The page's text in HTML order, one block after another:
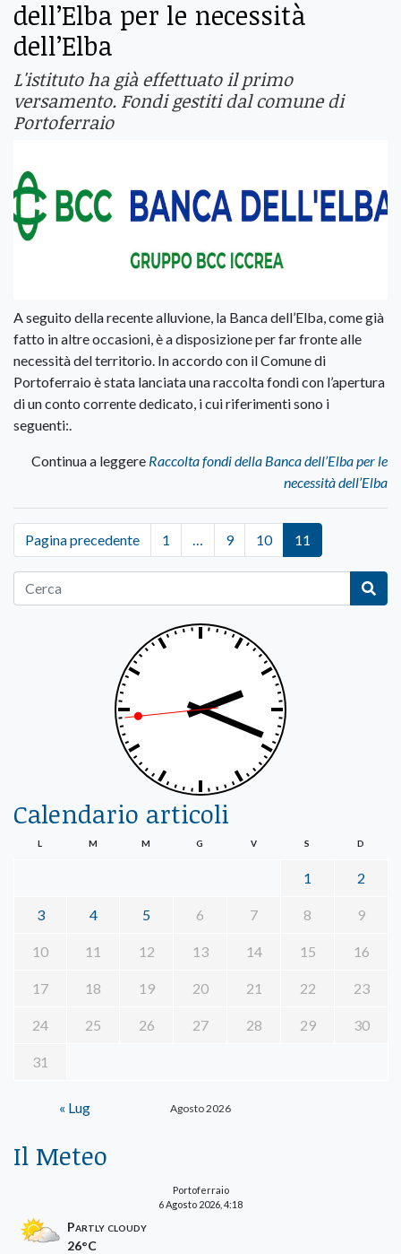
dell’Elba per le necessità
dell’Elba
L'istituto ha già effettuato il primo
versamento. Fondi gestiti dal comune di
Portoferraio
A seguito della recente alluvione, la Banca dell’Elba, come già
fatto in altre occasioni, è a disposizione per far fronte alle
necessità del territorio. In accordo con il Comune di
Portoferraio è stata lanciata una raccolta fondi con l’apertura
di un conto corrente dedicato, i cui riferimenti sono i
seguenti:.
Continua a leggere Raccolta fondi della Banca dell’Elba per le
necessità dell’Elba
Pagina precedente 1 9 10 11
Calendario articoli
Agosto 2026
L M M G V S D
1 2
3 4 5 6 7 8 9
10 11 12 13 14 15 16
17 18 19 20 21 22 23
24 25 26 27 28 29 30
31
« Lug
Il Meteo
Portoferraio
6 Agosto 2026, 4:18
Partly cloudy
26°C